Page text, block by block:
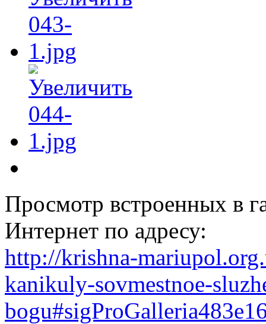
Просмотр встроенных в
Интернет по адресу:
http://krishna-
kanikuly-sovmestnoe-